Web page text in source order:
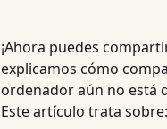
¡Ahora puedes
explicamos cómo
ordenador aún no está
Este artículo trata sobre: